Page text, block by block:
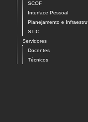
SCOF
Interface Pessoal
Planejamento e
STIC
Servidores
Docentes
Técnicos